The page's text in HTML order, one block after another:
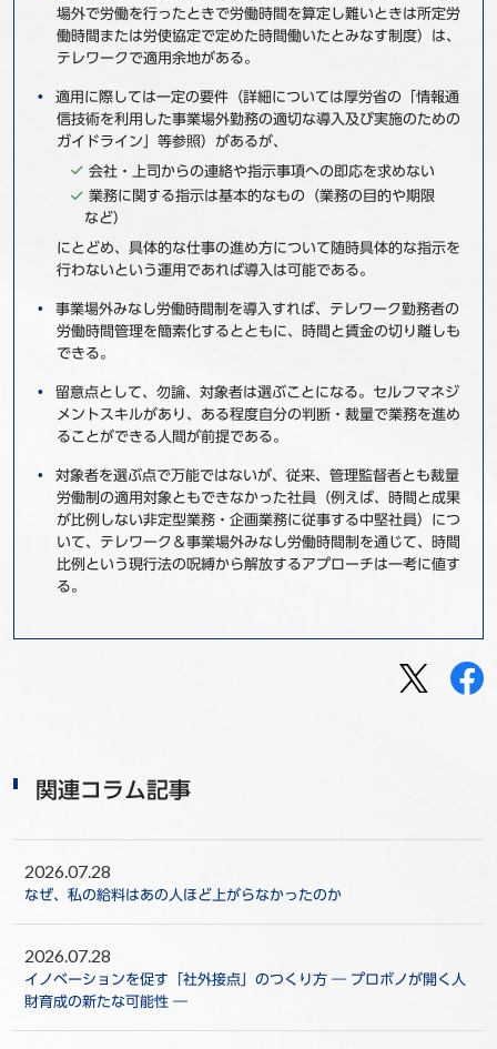
株主・投資家情報 採用情報
場外で労働を行ったときで労働時間を算定し難いときは所定労
働時間または労使協定で定めた時間働いたとみなす制度）は、
テレワークで適用余地がある。
適用に際しては一定の要件（詳細については厚労省の「情報通
信技術を利用した事業場外勤務の適切な導入及び実施のための
ガイドライン」等参照）があるが、
会社・上司からの連絡や指示事項への即応を求めない
業務に関する指示は基本的なもの（業務の目的や期限
など）
にとどめ、具体的な仕事の進め方について随時具体的な指示を
行わないという運用であれば導入は可能である。
事業場外みなし労働時間制を導入すれば、テレワーク勤務者の
労働時間管理を簡素化するとともに、時間と賃金の切り離しも
できる。
留意点として、勿論、対象者は選ぶことになる。セルフマネジ
メントスキルがあり、ある程度自分の判断・裁量で業務を進め
ることができる人間が前提である。
対象者を選ぶ点で万能ではないが、従来、管理監督者とも裁量
労働制の適用対象ともできなかった社員（例えば、時間と成果
が比例しない非定型業務・企画業務に従事する中堅社員）につ
いて、テレワーク＆事業場外みなし労働時間制を通じて、時間
比例という現行法の呪縛から解放するアプローチは一考に値す
る。
関連コラム記事
2026.07.28
なぜ、私の給料はあの人ほど上がらなかったのか
2026.07.28
イノベーションを促す「社外接点」のつくり方 ― プロボノが開く人
財育成の新たな可能性 ―